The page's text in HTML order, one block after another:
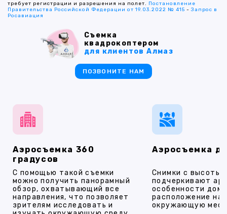
Аэросъемка 360
градусов
С помощью такой съемки
можно получить панорамный
обзор, охватывающий все
направления, что позволяет
зрителям исследовать и
Аэросъемка
Снимки с высоты
подчеркивают
особенности
расположение на
окружающую
требует регистрации и разрешения на полет. Постановление
Правительства Российской Федерации от 19.03.2022 № 415 -Запрос в
Росавиация
Съемка
квадрокоптером
для клиентов Алмаз
ПОЗВОНИТЕ НАМ